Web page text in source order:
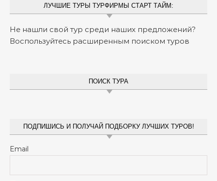
ЛУЧШИЕ ТУРЫ ТУРФИРМЫ СТАРТ ТАЙМ:
Не нашли свой тур среди наших предложений?
Воспользуйтесь расширенным поиском туров
ПОИСК ТУРА
ПОДПИШИСЬ И ПОЛУЧАЙ ПОДБОРКУ ЛУЧШИХ ТУРОВ!
Email